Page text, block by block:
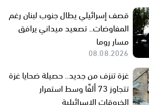
قصف إسرائيلي يطال جنوب لبنان رغم
المفاوضات.. تصعيد ميداني يرافق
مسار روما
08.08.2026
غزة تنزف من جديد.. حصيلة ضحايا غزة
تتجاوز 73 ألفًا وسط استمرار
الخروقات الإسرائيلية